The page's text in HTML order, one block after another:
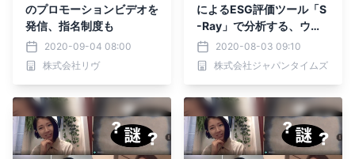
のプロモーションビデオを
発信、指名制度も
2020-09-04 08:00
株式会社リヴ
によるESG評価ツール「S
-Ray」で分析する、ウィ
ズコロナ時代のESG対応
について
2020-08-03 09:10
株式会社ジャパンタイムズ